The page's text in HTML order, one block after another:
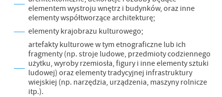
elementem wystroju wnętrz i budynków, oraz inne
elementy współtworzące architekturę;
elementy krajobrazu kulturowego;
artefakty kulturowe w tym etnograficzne lub ich
fragmenty (np. stroje ludowe, przedmioty codziennego
użytku, wyroby rzemiosła, figury i inne elementy sztuki
ludowej) oraz elementy tradycyjnej infrastruktury
wiejskiej (np. narzędzia, urządzenia, maszyny rolnicze
itp.).